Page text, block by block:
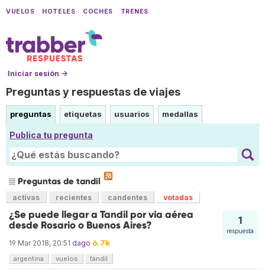
VUELOS HOTELES COCHES TRENES
Iniciar sesión →
Preguntas y respuestas de viajes
preguntas etiquetas usuarios medallas
Publica tu pregunta
Preguntas de tandil
activas recientes candentes votadas
1
respuesta
¿Se puede llegar a Tandil por vía aérea
desde Rosario o Buenos Aires?
19 Mar 2018, 20:51 dago 6.7k
argentina vuelos tandil